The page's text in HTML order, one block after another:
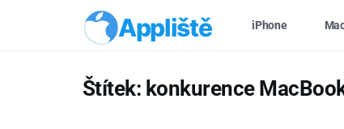
Appliště iPhone
Štítek: konkurence